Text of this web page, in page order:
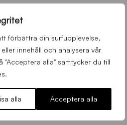
förbättra din surfupplevelse,
innehåll och analysera vår
"Acceptera alla" samtycker du till
alla Acceptera alla